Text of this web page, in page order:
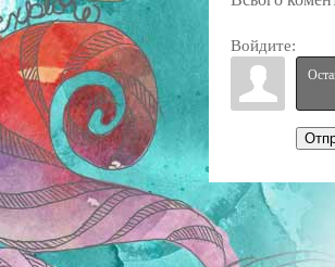
Войдите: